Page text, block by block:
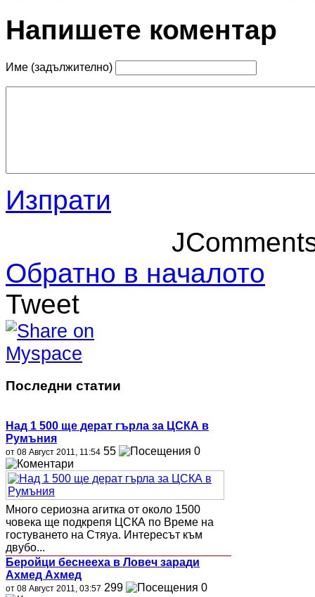
Напишете коментар
Име (задължително)
Изпрати
Обратно в началото
Tweet
Последни статии
Над 1 500 ще дерат гърла за ЦСКА в
Румъния
от 08 Август 2011, 11:54 55 0
Много сериозна агитка от около 1500
човека ще подкрепя ЦСКА по Време на
гостуването на Стяуа. Интересът към
двубо...
Беройци беснееха в Ловеч заради
Ахмед Ахмед
от 08 Август 2011, 03:57 299 0